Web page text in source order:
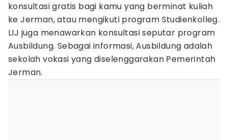
konsultasi gratis bagi kamu yang berminat kuliah
ke Jerman, atau mengikuti program Studienkolleg.
LIJ juga menawarkan konsultasi seputar program
Ausbildung. Sebagai informasi, Ausbildung adalah
sekolah vokasi yang diselenggarakan Pemerintah
Jerman.